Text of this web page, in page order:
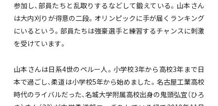
参加し、部員たちと乱取りするなどして鍛えている。山本さん
は大内刈りが得意の二段。オリンピックに手が届くランキング
にいるという。部員たちは強豪選手と練習するチャンスに刺激
を受けています。
山本さんは日系4世のペルー人。小学校3年から高校3年まで日
本で過ごし、柔道は小学校5年から始めました。名古屋工業高校
時代のライバルだった、名城大学附属高校出身の鬼頭弘宜（ひろ